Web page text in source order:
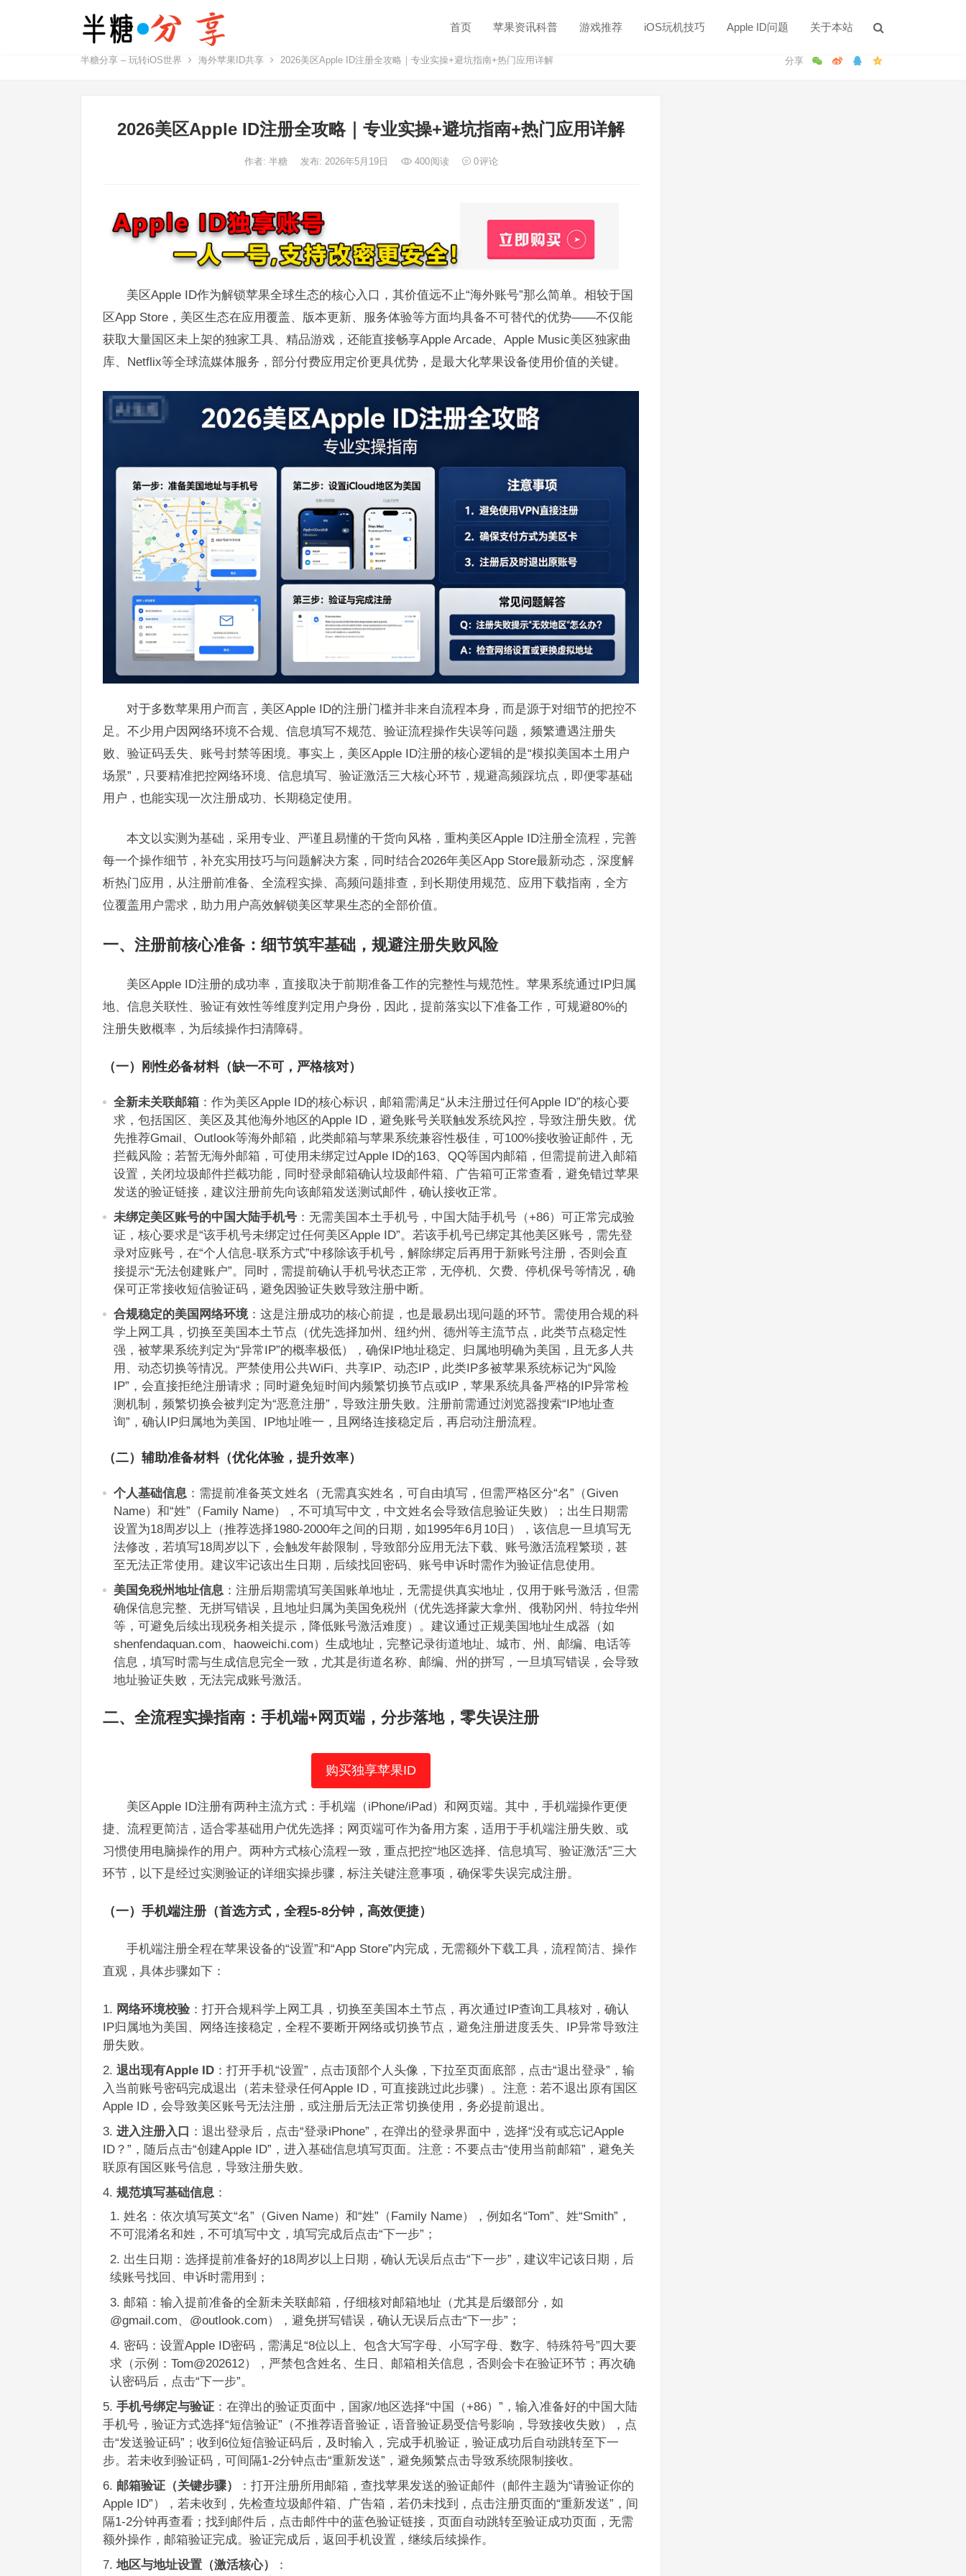
首页 苹果资讯科普 游戏推荐 iOS玩机技巧 Apple ID问题 关于本站
半糖分享 – 玩转iOS世界 海外苹果ID共享 2026美区Apple ID注册全攻略｜专业实操+避坑指南+热门应用详解
2026美区Apple ID注册全攻略｜专业实操+避坑指南+热门应用详解
作者: 半糖 发布: 2026年5月19日 400阅读 0评论
美区Apple ID作为解锁苹果全球生态的核心入口，其价值远不止“海外账号”那么简单。相较于国
区App Store，美区生态在应用覆盖、版本更新、服务体验等方面均具备不可替代的优势——不仅能
获取大量国区未上架的独家工具、精品游戏，还能直接畅享Apple Arcade、Apple Music美区独家曲
库、Netflix等全球流媒体服务，部分付费应用定价更具优势，是最大化苹果设备使用价值的关键。
对于多数苹果用户而言，美区Apple ID的注册门槛并非来自流程本身，而是源于对细节的把控不
足。不少用户因网络环境不合规、信息填写不规范、验证流程操作失误等问题，频繁遭遇注册失
败、验证码丢失、账号封禁等困境。事实上，美区Apple ID注册的核心逻辑的是“模拟美国本土用户
场景”，只要精准把控网络环境、信息填写、验证激活三大核心环节，规避高频踩坑点，即便零基础
用户，也能实现一次注册成功、长期稳定使用。
本文以实测为基础，采用专业、严谨且易懂的干货向风格，重构美区Apple ID注册全流程，完善
每一个操作细节，补充实用技巧与问题解决方案，同时结合2026年美区App Store最新动态，深度解
析热门应用，从注册前准备、全流程实操、高频问题排查，到长期使用规范、应用下载指南，全方
位覆盖用户需求，助力用户高效解锁美区苹果生态的全部价值。
一、注册前核心准备：细节筑牢基础，规避注册失败风险
美区Apple ID注册的成功率，直接取决于前期准备工作的完整性与规范性。苹果系统通过IP归属
地、信息关联性、验证有效性等维度判定用户身份，因此，提前落实以下准备工作，可规避80%的
注册失败概率，为后续操作扫清障碍。
（一）刚性必备材料（缺一不可，严格核对）
全新未关联邮箱 ：作为美区Apple ID的核心标识，邮箱需满足“从未注册过任何Apple ID”的核心要
求，包括国区、美区及其他海外地区的Apple ID，避免账号关联触发系统风控，导致注册失败。优
先推荐Gmail、Outlook等海外邮箱，此类邮箱与苹果系统兼容性极佳，可100%接收验证邮件，无
拦截风险；若暂无海外邮箱，可使用未绑定过Apple ID的163、QQ等国内邮箱，但需提前进入邮箱
设置，关闭垃圾邮件拦截功能，同时登录邮箱确认垃圾邮件箱、广告箱可正常查看，避免错过苹果
发送的验证链接，建议注册前先向该邮箱发送测试邮件，确认接收正常。
未绑定美区账号的中国大陆手机号 ：无需美国本土手机号，中国大陆手机号（+86）可正常完成验
证，核心要求是“该手机号未绑定过任何美区Apple ID”。若该手机号已绑定其他美区账号，需先登
录对应账号，在“个人信息-联系方式”中移除该手机号，解除绑定后再用于新账号注册，否则会直
接提示“无法创建账户”。同时，需提前确认手机号状态正常，无停机、欠费、停机保号等情况，确
保可正常接收短信验证码，避免因验证失败导致注册中断。
合规稳定的美国网络环境：这是注册成功的核心前提，也是最易出现问题的环节。需使用合规的科
学上网工具，切换至美国本土节点（优先选择加州、纽约州、德州等主流节点，此类节点稳定性
强，被苹果系统判定为“异常IP”的概率极低），确保IP地址稳定、归属地明确为美国，且无多人共
用、动态切换等情况。严禁使用公共WiFi、共享IP、动态IP，此类IP多被苹果系统标记为“风险
IP”，会直接拒绝注册请求；同时避免短时间内频繁切换节点或IP，苹果系统具备严格的IP异常检
测机制，频繁切换会被判定为“恶意注册”，导致注册失败。注册前需通过浏览器搜索“IP地址查
询”，确认IP归属地为美国、IP地址唯一，且网络连接稳定后，再启动注册流程。
（二）辅助准备材料（优化体验，提升效率）
个人基础信息 ：需提前准备英文姓名（无需真实姓名，可自由填写，但需严格区分“名”（Given
Name）和“姓”（Family Name），不可填写中文，中文姓名会导致信息验证失败）；出生日期需
设置为18周岁以上（推荐选择1980-2000年之间的日期，如1995年6月10日），该信息一旦填写无
法修改，若填写18周岁以下，会触发年龄限制，导致部分应用无法下载、账号激活流程繁琐，甚
至无法正常使用。建议牢记该出生日期，后续找回密码、账号申诉时需作为验证信息使用。
美国免税州地址信息 ：注册后期需填写美国账单地址，无需提供真实地址，仅用于账号激活，但需
确保信息完整、无拼写错误，且地址归属为美国免税州（优先选择蒙大拿州、俄勒冈州、特拉华州
等，可避免后续出现税务相关提示，降低账号激活难度）。建议通过正规美国地址生成器（如
shenfendaquan.com、haoweichi.com）生成地址，完整记录街道地址、城市、州、邮编、电话等
信息，填写时需与生成信息完全一致，尤其是街道名称、邮编、州的拼写，一旦填写错误，会导致
地址验证失败，无法完成账号激活。
二、全流程实操指南：手机端+网页端，分步落地，零失误注册
购买独享苹果ID
美区Apple ID注册有两种主流方式：手机端（iPhone/iPad）和网页端。其中，手机端操作更便
捷、流程更简洁，适合零基础用户优先选择；网页端可作为备用方案，适用于手机端注册失败、或
习惯使用电脑操作的用户。两种方式核心流程一致，重点把控“地区选择、信息填写、验证激活”三大
环节，以下是经过实测验证的详细实操步骤，标注关键注意事项，确保零失误完成注册。
（一）手机端注册（首选方式，全程5-8分钟，高效便捷）
手机端注册全程在苹果设备的“设置”和“App Store”内完成，无需额外下载工具，流程简洁、操作
直观，具体步骤如下：
网络环境校验：打开合规科学上网工具，切换至美国本土节点，再次通过IP查询工具核对，确认
IP归属地为美国、网络连接稳定，全程不要断开网络或切换节点，避免注册进度丢失、IP异常导致注
册失败。
退出现有Apple ID ：打开手机“设置”，点击顶部个人头像，下拉至页面底部，点击“退出登录”，输
入当前账号密码完成退出（若未登录任何Apple ID，可直接跳过此步骤）。注意：若不退出原有国区
Apple ID，会导致美区账号无法注册，或注册后无法正常切换使用，务必提前退出。
进入注册入口
：退出登录后，点击“登录iPhone”，在弹出的登录界面中，选择“没有或忘记Apple
ID？”，随后点击“创建Apple ID”，进入基础信息填写页面。注意：不要点击“使用当前邮箱”，避免关
联原有国区账号信息，导致注册失败。
规范填写基础信息 ：
姓名：依次填写英文“名”（Given Name）和“姓”（Family Name），例如名“Tom”、姓“Smith”，
不可混淆名和姓，不可填写中文，填写完成后点击“下一步”；
出生日期：选择提前准备好的18周岁以上日期，确认无误后点击“下一步”，建议牢记该日期，后
续账号找回、申诉时需用到；
邮箱：输入提前准备的全新未关联邮箱，仔细核对邮箱地址（尤其是后缀部分，如
@gmail.com、@outlook.com），避免拼写错误，确认无误后点击“下一步”；
密码：设置Apple ID密码，需满足“8位以上、包含大写字母、小写字母、数字、特殊符号”四大要
求（示例：Tom@202612），严禁包含姓名、生日、邮箱相关信息，否则会卡在验证环节；再次确
认密码后，点击“下一步”。
手机号绑定与验证 ：在弹出的验证页面中，国家/地区选择“中国（+86）”，输入准备好的中国大陆
手机号，验证方式选择“短信验证”（不推荐语音验证，语音验证易受信号影响，导致接收失败），点
击“发送验证码”；收到6位短信验证码后，及时输入，完成手机验证，验证成功后自动跳转至下一
步。若未收到验证码，可间隔1-2分钟点击“重新发送”，避免频繁点击导致系统限制接收。
邮箱验证（关键步骤）
：打开注册所用邮箱，查找苹果发送的验证邮件（邮件主题为“请验证你的
Apple ID”），若未收到，先检查垃圾邮件箱、广告箱，若仍未找到，点击注册页面的“重新发送”，间
隔1-2分钟再查看；找到邮件后，点击邮件中的蓝色验证链接，页面自动跳转至验证成功页面，无需
额外操作，邮箱验证完成。验证完成后，返回手机设置，继续后续操作。
地区与地址设置（激活核心）
：